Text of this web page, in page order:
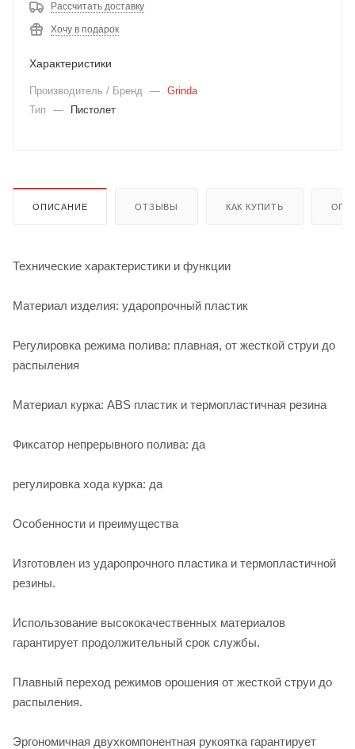
Рассчитать доставку
Хочу в подарок
Характеристики
Производитель / Бренд — Grinda
Тип
— Пистолет
ОПИСАНИЕ ОТЗЫВЫ КАК КУПИТЬ
Технические характеристики и функции
Материал изделия: ударопрочный пластик
Регулировка режима полива: плавная, от жесткой струи до
распыления
Материал курка: ABS пластик и термопластичная резина
Фиксатор непрерывного полива: да
регулировка хода курка: да
Особенности и преимущества
Изготовлен из ударопрочного пластика и термопластичной
резины.
Использование высококачественных материалов
гарантирует продолжительный срок службы.
Плавный переход режимов орошения от жесткой струи до
распыления.
Эргономичная двухкомпонентная рукоятка гарантирует